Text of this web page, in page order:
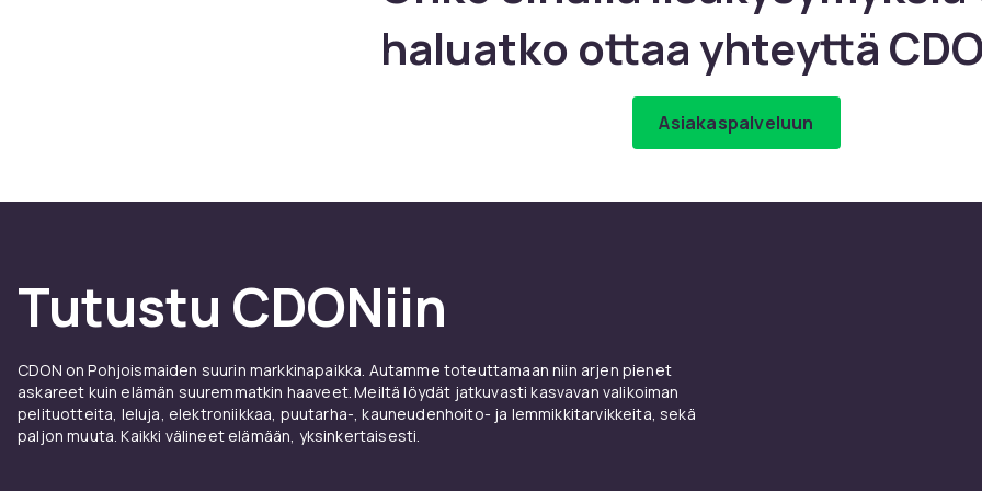
haluatko ottaa yhteyttä
Asiakaspalveluun
Tutustu CDONiin
CDON on Pohjoismaiden suurin markkinapaikka. Autamme toteuttamaan niin arjen pienet
askareet kuin elämän suuremmatkin haaveet. Meiltä löydät jatkuvasti kasvavan valikoiman
pelituotteita, leluja, elektroniikkaa, puutarha-, kauneudenhoito- ja lemmikkitarvikkeita, sekä
paljon muuta. Kaikki välineet elämään, yksinkertaisesti.